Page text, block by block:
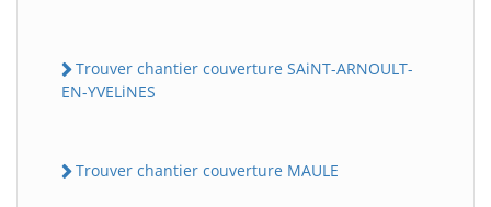
Trouver chantier couverture SAiNT-ARNOULT-
EN-YVELiNES
Trouver chantier couverture MAULE